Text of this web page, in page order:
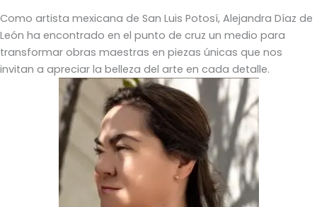
Como artista mexicana de San Luis Potosí, Alejandra Díaz de
León ha encontrado en el punto de cruz un medio para
transformar obras maestras en piezas únicas que nos
invitan a apreciar la belleza del arte en cada detalle.